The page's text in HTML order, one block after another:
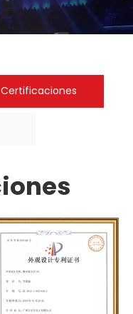
Certificaciones